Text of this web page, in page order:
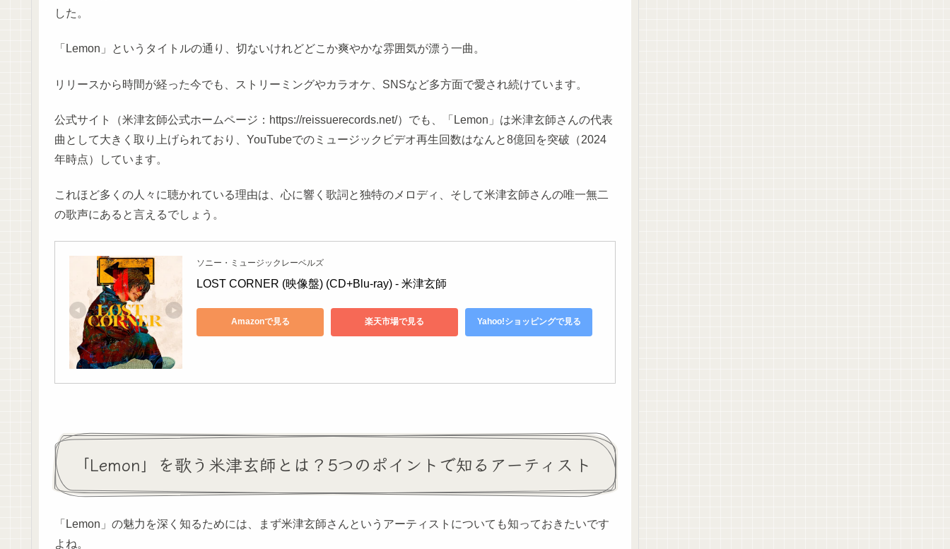
した。
「Lemon」というタイトルの通り、切ないけれどどこか爽やかな雰囲気が漂う一曲。
リリースから時間が経った今でも、ストリーミングやカラオケ、SNSなど多方面で愛され続けています。
公式サイト（米津玄師公式ホームページ：https://reissuerecords.net/）でも、「Lemon」は米津玄師さんの代表
曲として大きく取り上げられており、YouTubeでのミュージックビデオ再生回数はなんと8億回を突破（2024
年時点）しています。
これほど多くの人々に聴かれている理由は、心に響く歌詞と独特のメロディ、そして米津玄師さんの唯一無二
の歌声にあると言えるでしょう。
ソニー・ミュージックレーベルズ
LOST CORNER (映像盤) (CD+Blu-ray) - 米津玄師
Amazonで見る 楽天市場で見る Yahoo!ショッピングで見る
「Lemon」を歌う米津玄師とは？5つのポイントで知るアーティスト
「Lemon」の魅力を深く知るためには、まず米津玄師さんというアーティストについても知っておきたいです
よね。